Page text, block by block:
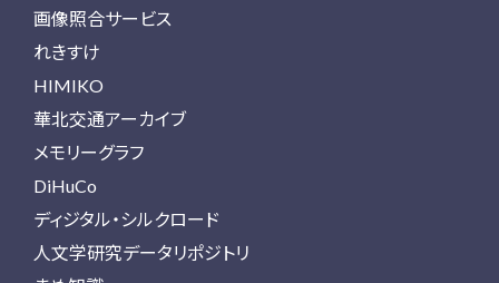
画像照合サービス
れきすけ
HIMIKO
華北交通アーカイブ
メモリーグラフ
DiHuCo
ディジタル・シルクロード
人文学研究データリポジトリ